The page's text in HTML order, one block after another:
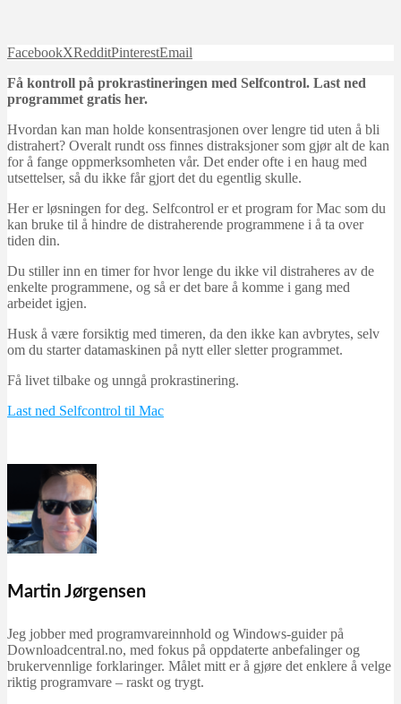
FacebookXRedditPinterestEmail
Få kontroll på prokrastineringen med Selfcontrol. Last ned
programmet gratis her.
Hvordan kan man holde konsentrasjonen over lengre tid uten å bli
distrahert? Overalt rundt oss finnes distraksjoner som gjør alt de kan
for å fange oppmerksomheten vår. Det ender ofte i en haug med
utsettelser, så du ikke får gjort det du egentlig skulle.
Her er løsningen for deg. Selfcontrol er et program for Mac som du
kan bruke til å hindre de distraherende programmene i å ta over
tiden din.
Du stiller inn en timer for hvor lenge du ikke vil distraheres av de
enkelte programmene, og så er det bare å komme i gang med
arbeidet igjen.
Husk å være forsiktig med timeren, da den ikke kan avbrytes, selv
om du starter datamaskinen på nytt eller sletter programmet.
Få livet tilbake og unngå prokrastinering.
Last ned Selfcontrol til Mac
Martin Jørgensen
Jeg jobber med programvareinnhold og Windows-guider på
Downloadcentral.no, med fokus på oppdaterte anbefalinger og
brukervennlige forklaringer. Målet mitt er å gjøre det enklere å velge
riktig programvare – raskt og trygt.